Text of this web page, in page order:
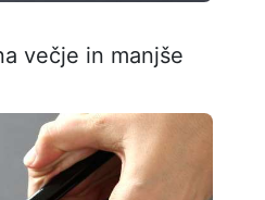
večje in manjše